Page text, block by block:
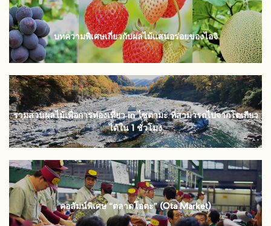
บทความพิเศษเกี่ยวกับผลไม้แสนอร่อยของไอจิ
รวมสวนผลไม้เพื่อการท่องเที่ยว in ไซตามะ ที่สามารถไปจากโตเกียว
ได้ใน 1 ชั่วโมง
คอลัมน์พิเศษ “ตลาดโอตะ” (Ota Market)